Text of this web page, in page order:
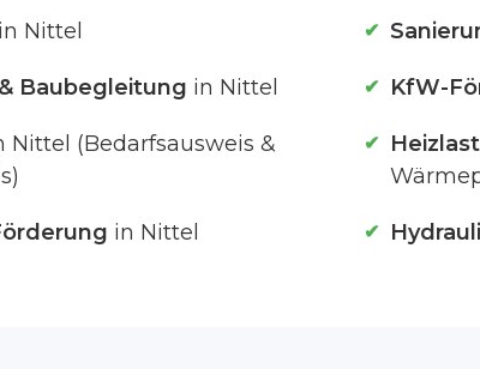
in Nittel
Baubegleitung in Nittel KfW-
Nittel (Bedarfsausweis &
in Nittel